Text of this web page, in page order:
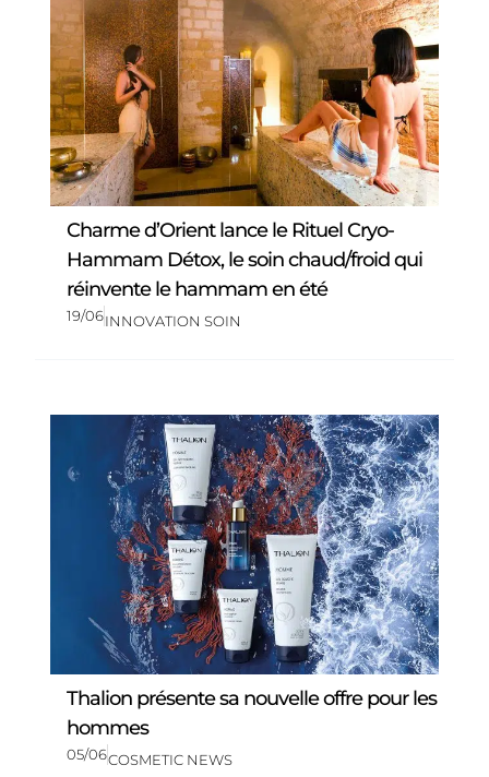
Charme d’Orient lance le Rituel Cryo-
Hammam Détox, le soin chaud/froid qui
réinvente le hammam en été
19/06INNOVATION SOIN
Thalion présente sa nouvelle offre pour les
hommes
05/06COSMETIC NEWS